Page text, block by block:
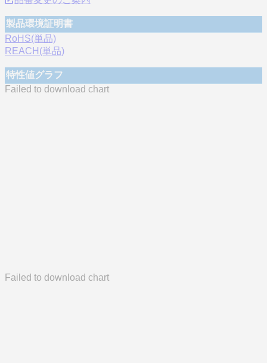
製品環境証明書
RoHS(単品)
REACH(単品)
特性値グラフ
Failed to download chart
Failed to download chart